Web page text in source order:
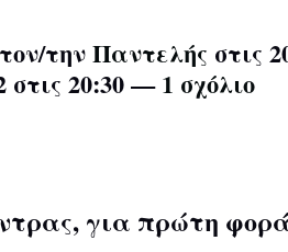
τηνΠαντελής στις
στις 20:30 —1 σχόλιο
για πρώτη